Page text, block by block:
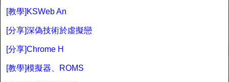
[教學]KSWeb An
[分享]深偽技術於虛擬戀
[分享]Chrome H
[教學]模擬器、ROMS